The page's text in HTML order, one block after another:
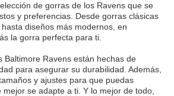
de gorras de los Ravens que se
y preferencias. Desde gorras clásicas
diseños más modernos, en
la gorra perfecta para ti.
Baltimore Ravens están hechas de
para asegurar su durabilidad. Además,
y ajustes para que puedas
se adapte a ti. Y lo mejor de todo,